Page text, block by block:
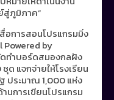
สู่ภูมิภาค”
อการสอนโปรแกรมมิ่ง
Powered by
ทำบอร์ดสมองกลฝัง
ด แจกจ่ายให้โรงเรียน
ประมาณ 1,000 แห่ง
นการเขียนโปรแกรม